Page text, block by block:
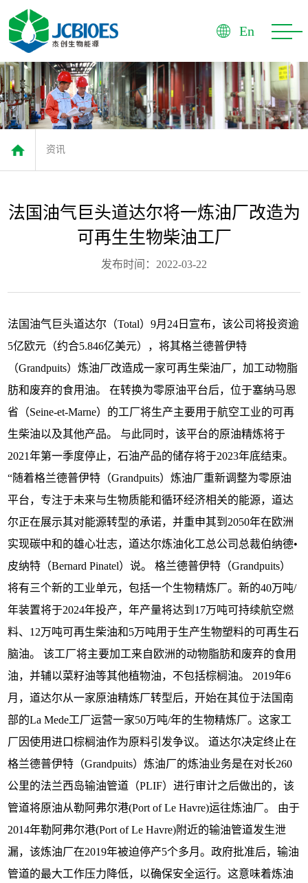
En
首
杰
创
产
品
市
务
资
资讯
法国油气巨头道达尔将一炼油厂改造为
可再生生物柴油工厂
发布时间：2022-03-22
法国油气巨头道达尔（Total）9月24日宣布，该公司将投资逾
5亿欧元（约合5.846亿美元），将其格兰德普伊特
（Grandpuits）炼油厂改造成一家可再生柴油厂，加工动物脂
肪和废弃的食用油。 在转换为零原油平台后，位于塞纳马恩
省（Seine-et-Marne）的工厂将生产主要用于航空工业的可再
生柴油以及其他产品。 与此同时，该平台的原油精炼将于
2021年第一季度停止，石油产品的储存将于2023年底结束。
“随着格兰德普伊特（Grandpuits）炼油厂重新调整为零原油
平台，专注于未来与生物质能和循环经济相关的能源，道达
尔正在展示其对能源转型的承诺，并重申其到2050年在欧洲
实现碳中和的雄心壮志，道达尔炼油化工总公司总裁伯纳德•
皮纳特（Bernard Pinatel）说。 格兰德普伊特（Grandpuits）
将有三个新的工业单元，包括一个生物精炼厂。新的40万吨/
年装置将于2024年投产，年产量将达到17万吨可持续航空燃
料、12万吨可再生柴油和5万吨用于生产生物塑料的可再生石
脑油。 该工厂将主要加工来自欧洲的动物脂肪和废弃的食用
油，并辅以菜籽油等其他植物油，不包括棕榈油。 2019年6
月，道达尔从一家原油精炼厂转型后，开始在其位于法国南
部的La Mede工厂运营一家50万吨/年的生物精炼厂。这家工
厂因使用进口棕榈油作为原料引发争议。 道达尔决定终止在
格兰德普伊特（Grandpuits）炼油厂的炼油业务是在对长260
公里的法兰西岛输油管道（PLIF）进行审计之后做出的，该
管道将原油从勒阿弗尔港(Port of Le Havre)运往炼油厂。 由于
2014年勒阿弗尔港(Port of Le Havre)附近的输油管道发生泄
漏，该炼油厂在2019年被迫停产5个多月。政府批准后，输油
管道的最大工作压力降低，以确保安全运行。这意味着炼油